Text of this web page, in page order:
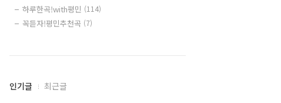
하루한곡!with평민 (114)
꼭듣자!평민추천곡 (7)
최
인기글 최근글